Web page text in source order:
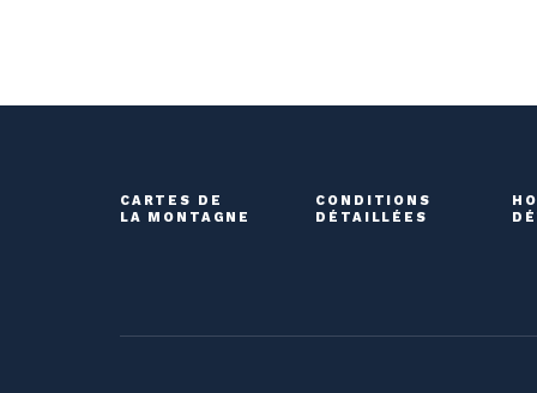
CARTES DE
LA MONTAGNE
CONDITIONS
DÉTAILLÉES